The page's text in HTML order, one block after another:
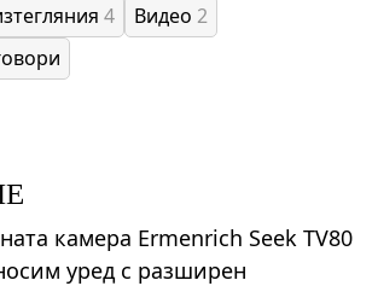
4 Видео 2
камера Ermenrich Seek TV80
уред с разширен